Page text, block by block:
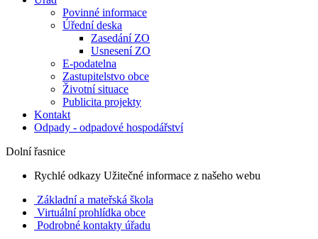
Povinné informace
Úřední deska
Zasedání ZO
Usnesení ZO
E-podatelna
Zastupitelstvo obce
Životní situace
Publicita projekty
Kontakt
Odpady - odpadové hospodářství
Dolní řasnice
Rychlé odkazy Užitečné informace z našeho webu
Základní a mateřská škola
Virtuální prohlídka obce
Podrobné kontakty úřadu